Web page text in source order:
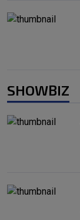
SHOWBIZ